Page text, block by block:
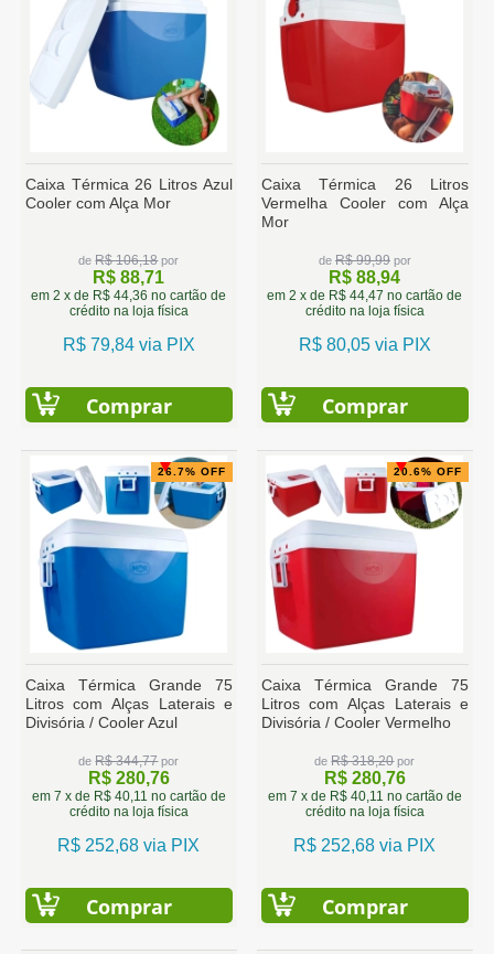
Caixa Térmica 26 Litros Azul
Cooler com Alça Mor
deR$ 106,18por
R$ 88,71
em 2 x de R$ 44,36 no cartão de
crédito na loja física
R$ 79,84 via PIX
Comprar
Caixa Térmica 26 Litros
Vermelha Cooler com Alça
Mor
de R$ 99,99por
R$ 88,94
em 2 x de R$ 44,47 no cartão de
crédito na loja física
R$ 80,05 via PIX
Comprar
26.7% OFF
Caixa Térmica Grande 75
Litros com Alças Laterais e
Divisória / Cooler Azul
deR$ 344,77por
R$ 280,76
em 7 x de R$ 40,11 no cartão de
crédito na loja física
R$ 252,68 via PIX
Comprar
20.6% OFF
Caixa Térmica Grande 75
Litros com Alças Laterais e
Divisória / Cooler Vermelho
deR$ 318,20por
R$ 280,76
em 7 x de R$ 40,11 no cartão de
crédito na loja física
R$ 252,68 via PIX
Comprar